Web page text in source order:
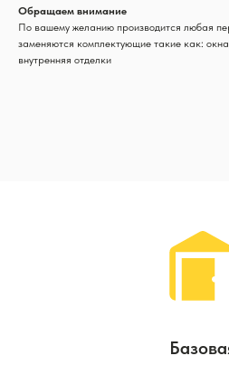
Обращаем внимание
По вашему желанию производится любая
заменяются комплектующие такие как:
внутренняя отделки